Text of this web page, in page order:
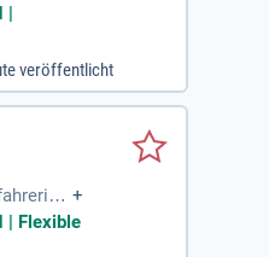
|
veröffentlicht
+
| Flexible